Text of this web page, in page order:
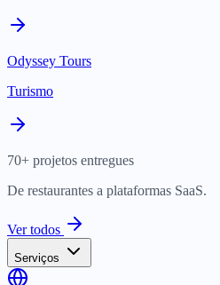
Odyssey Tours
Turismo
70+ projetos entregues
De restaurantes a plataformas SaaS.
Ver todos
Serviços